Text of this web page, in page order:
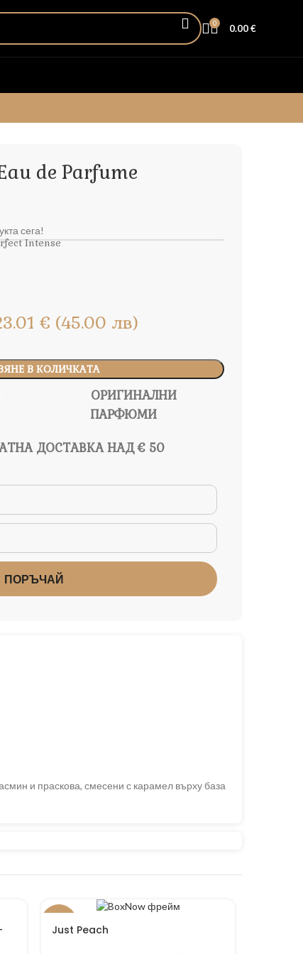
0 0.00€
de Parfume
сега!
Intense
€ (45.00 лв)
В КОЛИЧКАТА
ОРИГИНАЛНИ
ПАРФЮМИ
ДОСТАВКА НАД € 50
ПОРЪЧАЙ
и праскова, смесени с карамел върху база
Just Peach